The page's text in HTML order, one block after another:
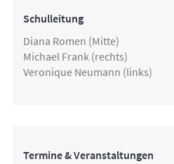
Schulleitung
Diana Romen (Mitte)
Michael Frank (rechts)
Veronique Neumann (links)
Termine & Veranstaltungen